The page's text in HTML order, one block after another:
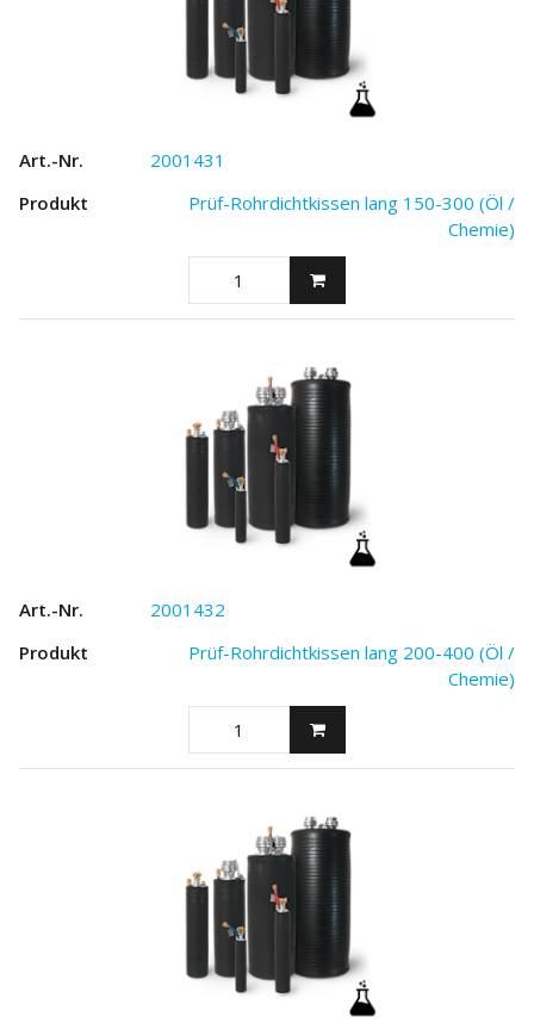
2001431
Prüf-Rohrdichtkissen lang 150-300 (Öl /
Chemie)
2001432
Prüf-Rohrdichtkissen lang 200-400 (Öl /
Chemie)